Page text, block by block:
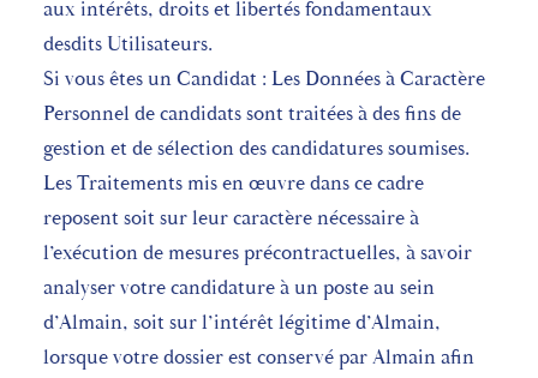
aux intérêts, droits et libertés fondamentaux
desdits Utilisateurs.
Si vous êtes un Candidat : Les Données à Caractère
Personnel de candidats sont traitées à des fins de
gestion et de sélection des candidatures soumises.
Les Traitements mis en œuvre dans ce cadre
reposent soit sur leur caractère nécessaire à
l’exécution de mesures précontractuelles, à savoir
analyser votre candidature à un poste au sein
d’Almain, soit sur l’intérêt légitime d’Almain,
lorsque votre dossier est conservé par Almain afin